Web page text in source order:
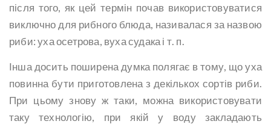
після того, як цей термін почав використовуватися
виключно для рибного блюда, називалася за назвою
риби: уха осетрова, вуха судака і т. п.
Інша досить поширена думка полягає в тому, що уха
повинна бути приготовлена з декількох сортів риби.
При цьому знову ж таки, можна використовувати
таку технологію, при якій у воду закладають